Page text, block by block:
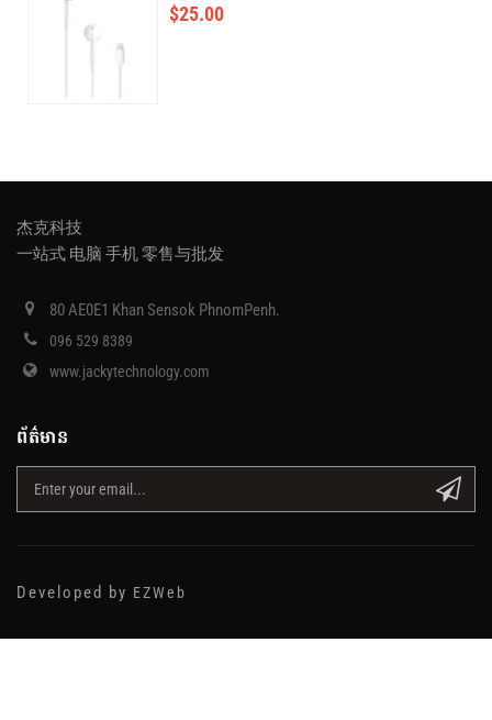
$25.00
杰克科技
一站式 电脑 手机 零售与批发
80 AE0E1 Khan Sensok PhnomPenh.
096 529 8389
www.jackytechnology.com
ព័ត៌មាន
Developed by EZWeb